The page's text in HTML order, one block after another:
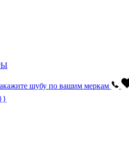
шубу по вашим меркам